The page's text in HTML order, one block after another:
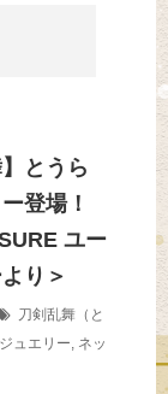
】とうら
登場！
ユー
り＞
刀剣乱舞（と
ジュエリー, ネッ